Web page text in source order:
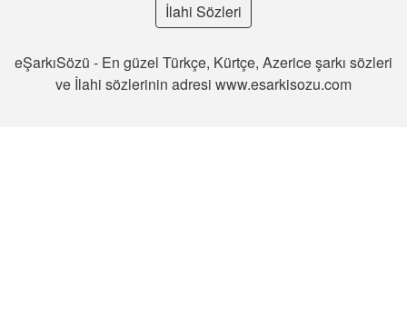
İlahi Sözleri
eŞarkıSözü - En güzel Türkçe, Kürtçe, Azerice şarkı sözleri
ve İlahi sözlerinin adresi www.esarkisozu.com